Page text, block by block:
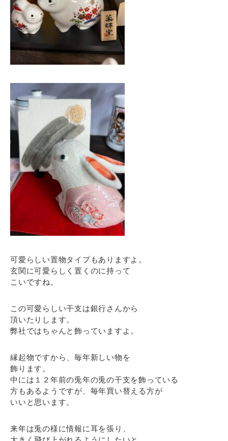
可愛らしい置物タイプもありますよ。
玄関に可愛らしく置くのに持って
こいですね。
この可愛らしい干支は銀行さんから
頂いたりします。
弊社ではちゃんと飾っていますよ。
縁起物ですから、毎年新しい物を
飾ります。
中には１２年前の兎年の兎の干支を飾っている
方もあるようですが、毎年買い替える方が
いいと思います。
来年は兎の様に情報に耳を張り、